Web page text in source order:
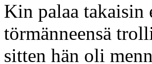
Kin palaa takaisin
törmänneensä
sitten hän oli